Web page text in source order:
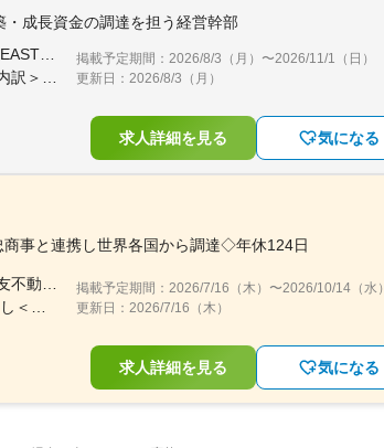
・成長資金の調達を担う経営幹部
＜勤務地詳細＞東京支店住所：東京都港区赤坂4-2-19 SHASTA/EAST 5F勤務地最寄駅：東京メトロ線／赤坂見附駅受動喫煙対策：屋内全面禁煙変更の範囲：会社の定める事業所
＜予定年収＞1,200万円～1,600万円＜賃金形態＞月給制＜賃金内訳＞月額（基本給）：625,000円～875,000円固定残業手当/月：191,360円～267,920円（固定残業時間40時間0分/月）超過した時間外労働の残業手当は追加支給＜月給＞816,360円～1,142,920円（一律手当を含む）＜昇給有無＞有＜残業手当＞有＜給与補足＞※実績に応じて柔軟に検討します。■賞与：年2回（6、12月）■昇給：年1回（3、9月）賃金はあくまでも目安の金額であり、選考を通じて上下する可能性があります。月給(月額)は固定手当を含めた表記です。
掲載予定期間： 2026/8/3（月） 〜2026/11/1（日）
更新日： 2026/8/3（月）
求人詳細を見る 気になる
事と連携し世界各国から調達◇年休124日
＜勤務地詳細＞【新】本社住所：東京都港区芝三丁目8番2号住友不動産芝公園ファーストビル９階 勤務地最寄駅：都営地下鉄三田線／芝公園駅受動喫煙対策：屋内全面禁煙変更の範囲：会社の定める事業所
＜予定年収＞450万円～660万円＜賃金形態＞月給制補足事項なし＜賃金内訳＞月額（基本給）：280,000円～378,000円＜月給＞280,000円～378,000円＜昇給有無＞有＜残業手当＞有＜給与補足＞■賞与：年2回（6月/12月）■モデル年収：年収510万円 30歳（月給280,000円＋賞与）※時間外手当除く年収620万円 37歳（月給356,000円＋賞与）※時間外手当除く賃金はあくまでも目安の金額であり、選考を通じて上下する可能性があります。月給(月額)は固定手当を含めた表記です。
掲載予定期間： 2026/7/16（木） 〜2026/10/14（水）
更新日： 2026/7/16（木）
求人詳細を見る 気になる